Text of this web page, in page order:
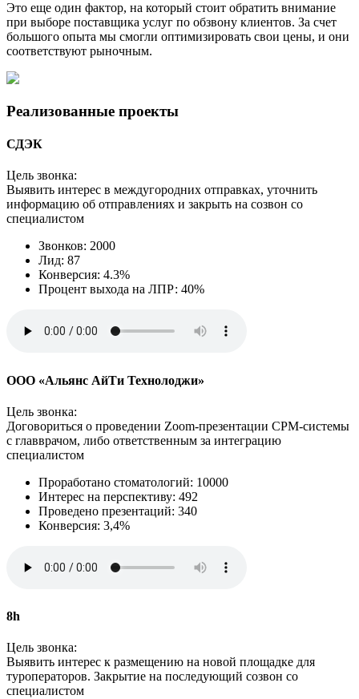
Это еще один фактор, на который стоит обратить внимание
при выборе поставщика услуг по обзвону клиентов. За счет
большого опыта мы смогли оптимизировать свои цены, и они
соответствуют рыночным.
Реализованные проекты
СДЭК
Цель звонка:
Выявить интерес в междугородних отправках, уточнить
информацию об отправлениях и закрыть на созвон со
специалистом
Звонков: 2000
Лид: 87
Конверсия: 4.3%
Процент выхода на ЛПР: 40%
ООО «Альянс АйТи Технолоджи»
Цель звонка:
Договориться о проведении Zoom‑презентации СРМ-системы
с главврачом, либо ответственным за интеграцию
специалистом
Проработано стоматологий: 10000
Интерес на перспективу: 492
Проведено презентаций: 340
Конверсия: 3,4%
8h
Цель звонка:
Выявить интерес к размещению на новой площадке для
туроператоров. Закрытие на последующий созвон со
специалистом